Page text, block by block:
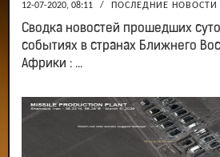
12-07-2020, 08:11 / ПОСЛЕДНИЕ НОВОСТИ
Сводка новостей прошедших
событиях в странах Ближнего
Африки : ...